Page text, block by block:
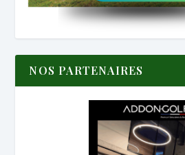
NOS PARTENAIRES